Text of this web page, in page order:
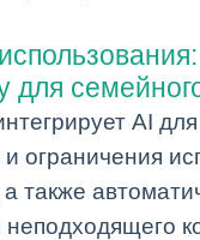
для
AI для
ограничения
также